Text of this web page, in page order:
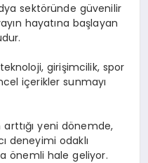
sektöründe güvenilir
hayatına başlayan
girişimcilik, spor
içerikler sunmayı
yeni dönemde,
deneyimi odaklı
önemli hale geliyor.